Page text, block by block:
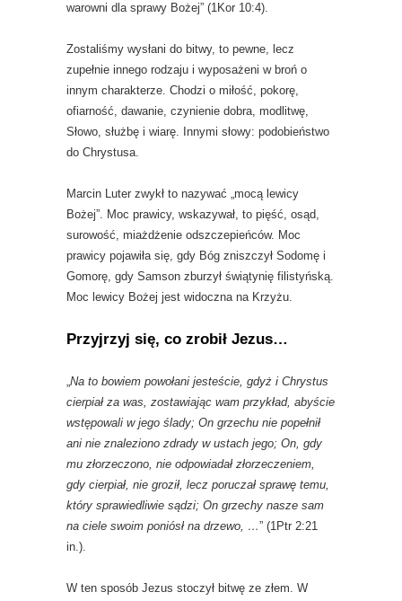
warowni dla sprawy Bożej” (1Kor 10:4).
Zostaliśmy wysłani do bitwy, to pewne, lecz
zupełnie innego rodzaju i wyposażeni w broń o
innym charakterze. Chodzi o miłość, pokorę,
ofiarność, dawanie, czynienie dobra, modlitwę,
Słowo, służbę i wiarę. Innymi słowy: podobieństwo
do Chrystusa.
Marcin Luter zwykł to nazywać „mocą lewicy
Bożej”. Moc prawicy, wskazywał, to pięść, osąd,
surowość, miażdżenie odszczepieńców. Moc
prawicy pojawiła się, gdy Bóg zniszczył Sodomę i
Gomorę, gdy Samson zburzył świątynię filistyńską.
Moc lewicy Bożej jest widoczna na Krzyżu.
Przyjrzyj się, co zrobił Jezus…
„Na to bowiem powołani jesteście, gdyż i Chrystus
cierpiał za was, zostawiając wam przykład, abyście
wstępowali w jego ślady; On grzechu nie popełnił
ani nie znaleziono zdrady w ustach jego; On, gdy
mu złorzeczono, nie odpowiadał złorzeczeniem,
gdy cierpiał, nie groził, lecz poruczał sprawę temu,
który sprawiedliwie sądzi; On grzechy nasze sam
na ciele swoim poniósł na drzewo, …” (1Ptr 2:21
in.).
W ten sposób Jezus stoczył bitwę ze złem. W